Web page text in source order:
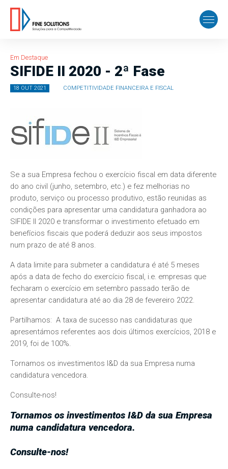
Em Destaque
SIFIDE II 2020 - 2ª Fase
18 OUT 2021 COMPETITIVIDADE FINANCEIRA E FISCAL
Se a sua Empresa fechou o exercício fiscal em data diferente
do ano civil (junho, setembro, etc.) e fez melhorias no
produto, serviço ou processo produtivo, estão reunidas as
condições para apresentar uma candidatura ganhadora ao
SIFIDE II 2020 e transformar o investimento efetuado em
benefícios fiscais que poderá deduzir aos seus impostos
num prazo de até 8 anos.
A data limite para submeter a candidatura é até 5 meses
após a data de fecho do exercício fiscal, i.e. empresas que
fecharam o exercício em setembro passado terão de
apresentar candidatura até ao dia 28 de fevereiro 2022.
Partilhamos: A taxa de sucesso nas candidaturas que
apresentámos referentes aos dois últimos exercícios, 2018 e
2019, foi de 100%.
Tornamos os investimentos I&D da sua Empresa numa
candidatura vencedora.
Consulte-nos!
Tornamos os investimentos I&D da sua Empresa
numa candidatura vencedora.
Consulte-nos!